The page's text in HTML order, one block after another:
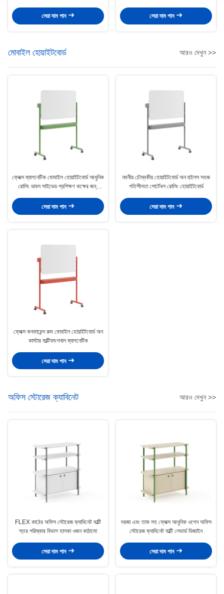
সেরা দাম পান সেরা দাম পান
মোবাইল হোয়াইটবোর্ড আরও দেখুন >>
ফ্লেক্স ম্যাগনেটিক মোবাইল হোয়াইটবোর্ড আধুনিক
রোলিং ডাবল সাইডেড প্রশিক্ষণ কক্ষের জন্য
সেরা দাম পান
নমনীয় চৌম্বকীয় হোয়াইটবোর্ড অন হুইলস সহজ
গতিশীলতা পোর্টেবল রোলিং হোয়াইটবোর্ড
সেরা দাম পান
ফ্লেক্স কনফারেন্স রুম মোবাইল হোয়াইটবোর্ড অন
কাস্টার মাল্টিফাংশনাল ম্যাগনেটিক
সেরা দাম পান
অফিস স্টোরেজ ক্যাবিনেট আরও দেখুন >>
FLEX কাঠের অফিস স্টোরেজ ক্যাবিনেট মাল্টি
স্তর পরিষ্কার বিভাগ হালকা ওজন কাঠামো
সেরা দাম পান
দরজা এবং তাক সহ ফ্লেক্স আধুনিক ওপেন অফিস
স্টোরেজ ক্যাবিনেট মাল্টি লেভার্ড ডিজাইন
সেরা দাম পান